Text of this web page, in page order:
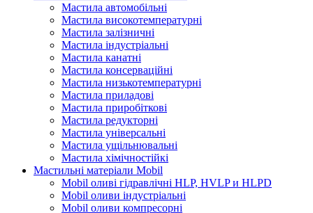
Мастила автомобільні
Мастила високотемпературні
Мастила залізничні
Мастила індустріальні
Мастила канатні
Мастила консерваційні
Мастила низькотемпературні
Мастила приладові
Мастила приробіткові
Мастила редукторні
Мастила універсальні
Мастила ущільнювальні
Мастила хімічностійкі
Мастильні матеріали Mobil
Mobil оливі гідравлічні HLP, HVLP и HLPD
Mobil оливи індустріальні
Mobil оливи компресорні